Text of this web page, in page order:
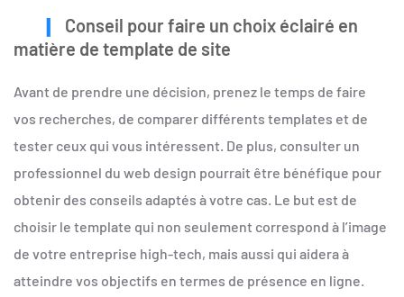
Conseil pour faire un choix éclairé en
matière de template de site
Avant de prendre une décision, prenez le temps de faire
vos recherches, de comparer différents templates et de
tester ceux qui vous intéressent. De plus, consulter un
professionnel du web design pourrait être bénéfique pour
obtenir des conseils adaptés à votre cas. Le but est de
choisir le template qui non seulement correspond à l’image
de votre entreprise high-tech, mais aussi qui aidera à
atteindre vos objectifs en termes de présence en ligne.